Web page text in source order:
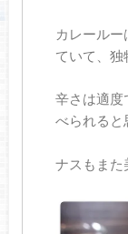
カレール
ていて、独
辛さは適度
べられると
ナスもまた